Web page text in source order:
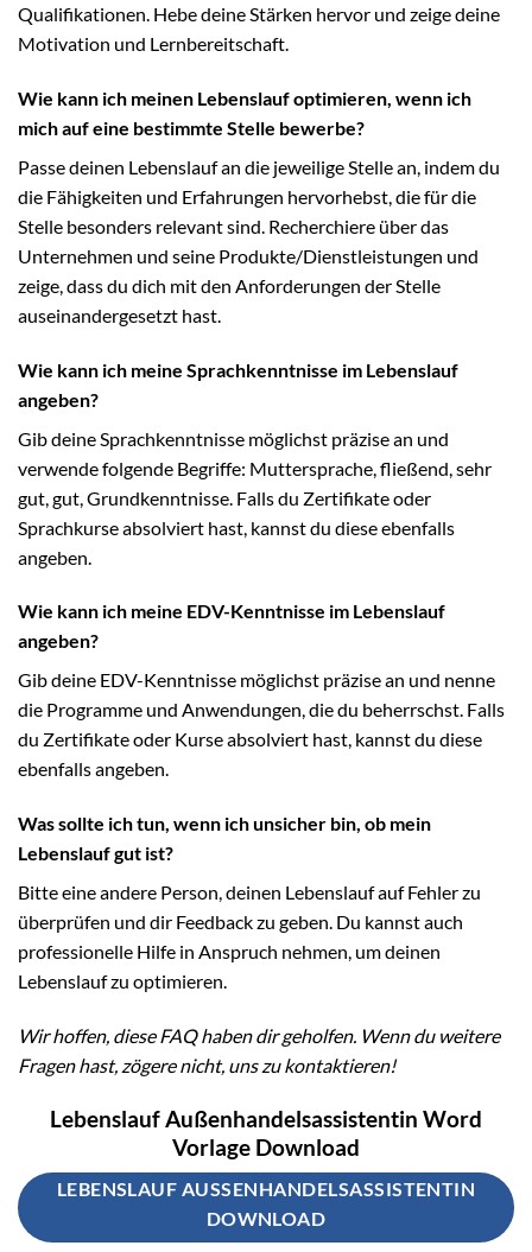
Qualifikationen. Hebe deine Stärken hervor und zeige deine
Motivation und Lernbereitschaft.
Wie kann ich meinen Lebenslauf optimieren, wenn ich
mich auf eine bestimmte Stelle bewerbe?
Passe deinen Lebenslauf an die jeweilige Stelle an, indem du
die Fähigkeiten und Erfahrungen hervorhebst, die für die
Stelle besonders relevant sind. Recherchiere über das
Unternehmen und seine Produkte/Dienstleistungen und
zeige, dass du dich mit den Anforderungen der Stelle
auseinandergesetzt hast.
Wie kann ich meine Sprachkenntnisse im Lebenslauf
angeben?
Gib deine Sprachkenntnisse möglichst präzise an und
verwende folgende Begriffe: Muttersprache, fließend, sehr
gut, gut, Grundkenntnisse. Falls du Zertifikate oder
Sprachkurse absolviert hast, kannst du diese ebenfalls
angeben.
Wie kann ich meine EDV-Kenntnisse im Lebenslauf
angeben?
Gib deine EDV-Kenntnisse möglichst präzise an und nenne
die Programme und Anwendungen, die du beherrschst. Falls
du Zertifikate oder Kurse absolviert hast, kannst du diese
ebenfalls angeben.
Was sollte ich tun, wenn ich unsicher bin, ob mein
Lebenslauf gut ist?
Bitte eine andere Person, deinen Lebenslauf auf Fehler zu
überprüfen und dir Feedback zu geben. Du kannst auch
professionelle Hilfe in Anspruch nehmen, um deinen
Lebenslauf zu optimieren.
Wir hoffen, diese FAQ haben dir geholfen. Wenn du weitere
Fragen hast, zögere nicht, uns zu kontaktieren!
Lebenslauf Außenhandelsassistentin Word
Vorlage Download
LEBENSLAUF AUSSENHANDELSASSISTENTIN D
OWNLOAD